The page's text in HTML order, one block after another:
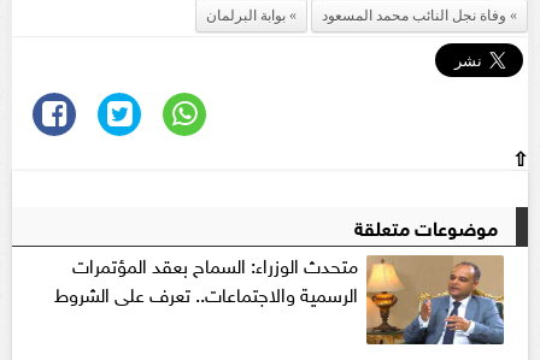
وفاة نجل النائب محمد المسعود
بوابة البرلمان
⇧
موضوعات متعلقة
متحدث الوزراء: السماح بعقد المؤتمرات
الرسمية والاجتماعات.. تعرف على الشروط